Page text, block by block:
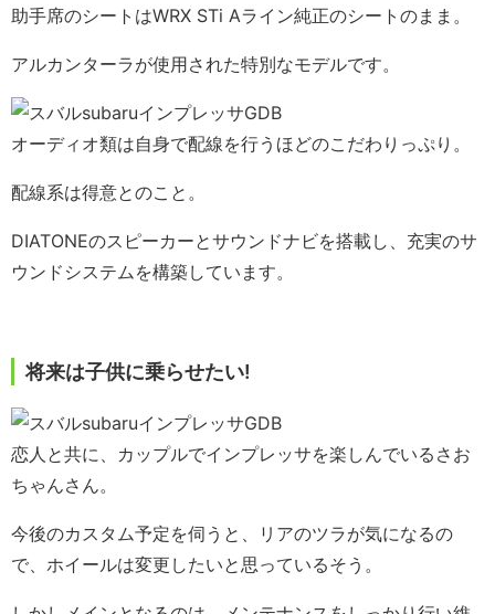
助手席のシートはWRX STi Aライン純正のシートのまま。
アルカンターラが使用された特別なモデルです。
オーディオ類は自身で配線を行うほどのこだわりっぷり。
配線系は得意とのこと。
DIATONEのスピーカーとサウンドナビを搭載し、充実のサ
ウンドシステムを構築しています。
将来は子供に乗らせたい!
恋人と共に、カップルでインプレッサを楽しんでいるさお
ちゃんさん。
今後のカスタム予定を伺うと、リアのツラが気になるの
で、ホイールは変更したいと思っているそう。